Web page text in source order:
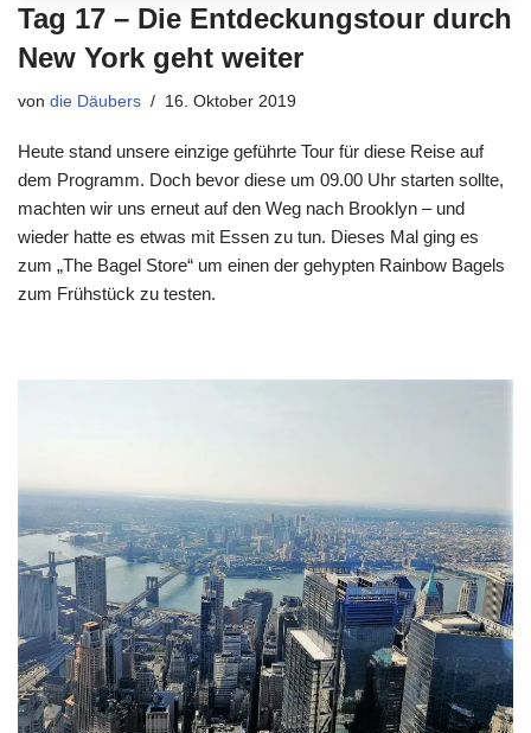
Tag 17 – Die Entdeckungstour durch
New York geht weiter
von die Däubers 16. Oktober 2019
Heute stand unsere einzige geführte Tour für diese Reise auf
dem Programm. Doch bevor diese um 09.00 Uhr starten sollte,
machten wir uns erneut auf den Weg nach Brooklyn – und
wieder hatte es etwas mit Essen zu tun. Dieses Mal ging es
zum „The Bagel Store“ um einen der gehypten Rainbow Bagels
zum Frühstück zu testen.